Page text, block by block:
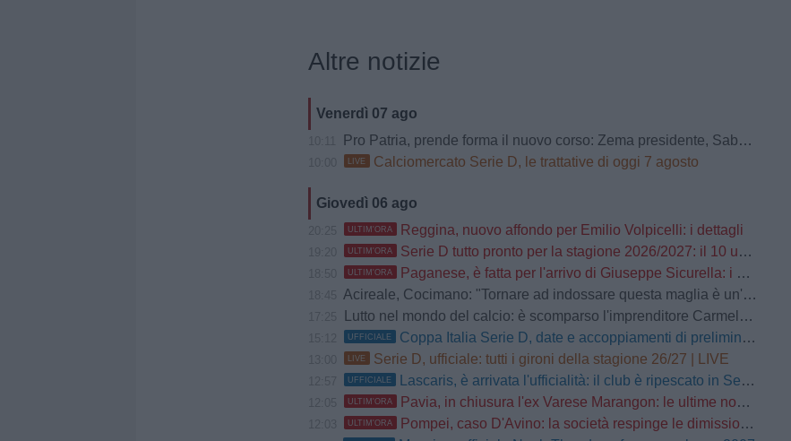
Altre notizie
Venerdì 07 ago
Pro Patria, prende forma il nuovo corso: Zema presidente, Sabatini al fianco del club
LIVE Calciomercato Serie D, le trattative di oggi 7 agosto
Giovedì 06 ago
ULTIM'ORA Reggina, nuovo affondo per Emilio Volpicelli: i dettagli
ULTIM'ORA Serie D tutto pronto per la stagione 2026/2027: il 10 usciranno i calendari
ULTIM'ORA Paganese, è fatta per l'arrivo di Giuseppe Sicurella: i dettagli
Acireale, Cocimano: "Tornare ad indossare questa maglia è un'emozione fortissima. Mi ha convinto la serietà della società"
Lutto nel mondo del calcio: è scomparso l'imprenditore Carmelo Cogliandro
UFFICIALE Coppa Italia Serie D, date e accoppiamenti di preliminari e primo turno
LIVE Serie D, ufficiale: tutti i gironi della stagione 26/27 | LIVE
UFFICIALE Lascaris, è arrivata l'ufficialità: il club è ripescato in Serie D
ULTIM'ORA Pavia, in chiusura l'ex Varese Marangon: le ultime novità
ULTIM'ORA Pompei, caso D'Avino: la società respinge le dimissioni del Direttore Generale